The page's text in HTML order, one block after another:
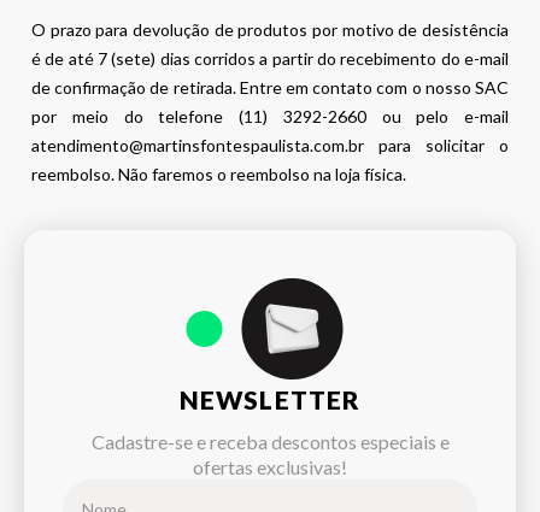
O prazo para devolução de produtos por motivo de desistência
é de até 7 (sete) dias corridos a partir do recebimento do e-mail
de confirmação de retirada. Entre em contato com o nosso SAC
por meio do telefone (11) 3292-2660 ou pelo e-mail
atendimento@martinsfontespaulista.com.br para solicitar o
reembolso. Não faremos o reembolso na loja física.
NEWSLETTER
Cadastre-se e receba descontos especiais e
ofertas exclusivas!